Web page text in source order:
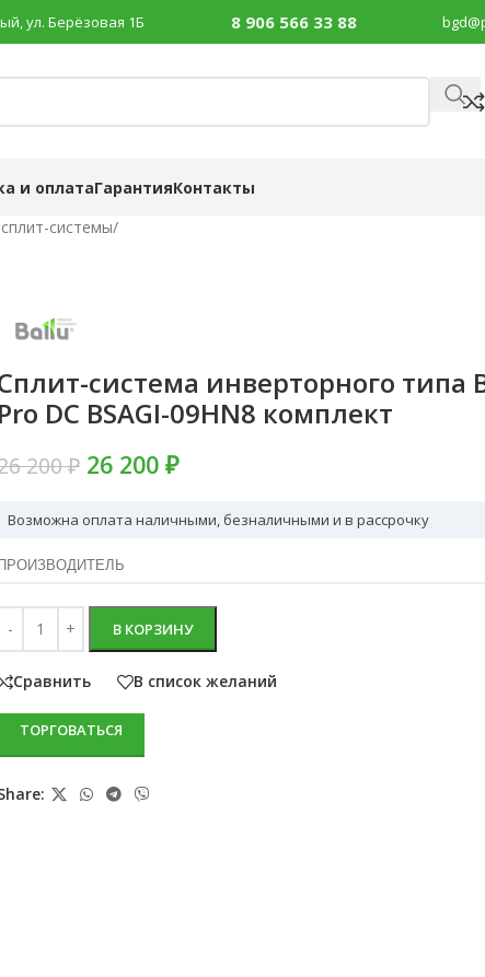
ул. Берёзовая 1Б 8 906 566 33 88
и оплатаГарантияКонтакты
системы/
система инверторного типа
Pro DC BSAGI-09HN8 комплект
200 ₽ 26 200 ₽
Возможна оплата наличными, безналичными и в рассрочку
В КОРЗИНУ
Сравнить В список желаний
ТОРГОВАТЬСЯ